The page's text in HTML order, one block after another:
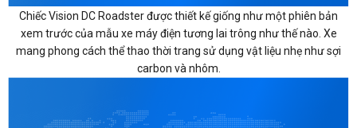
Chiếc Vision DC Roadster được thiết kế giống như một phiên bản
xem trước của mẫu xe máy điện tương lai trông như thế nào. Xe
mang phong cách thể thao thời trang sử dụng vật liệu nhẹ như sợi
carbon và nhôm.